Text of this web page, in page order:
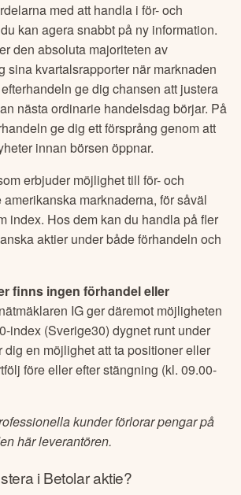
med att handla i för- och
kan agera snabbt på ny information.
den absoluta majoriteten av
sina kvartalsrapporter när marknaden
ge dig chansen att justera
nästa ordinarie handelsdag börjar. På
ge dig ett försprång genom att
innan börsen öppnar.
erbjuder möjlighet till för- och
marknaderna, för såväl
index. Hos dem kan du handla på fler
aktier under både förhandeln och
finns ingen förhandel eller
IG ger däremot möjligheten
index (Sverige30) dygnet runt under
dig en möjlighet att ta positioner eller
före eller efter stängning (kl. 09.00-
kunder förlorar pengar på
här leverantören.
iBetolaraktie?